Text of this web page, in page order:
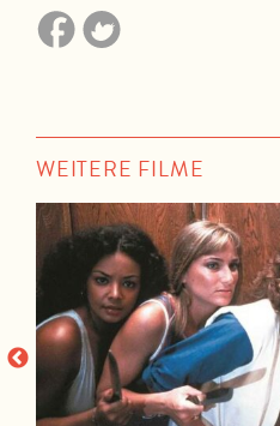
WEITERE FILME